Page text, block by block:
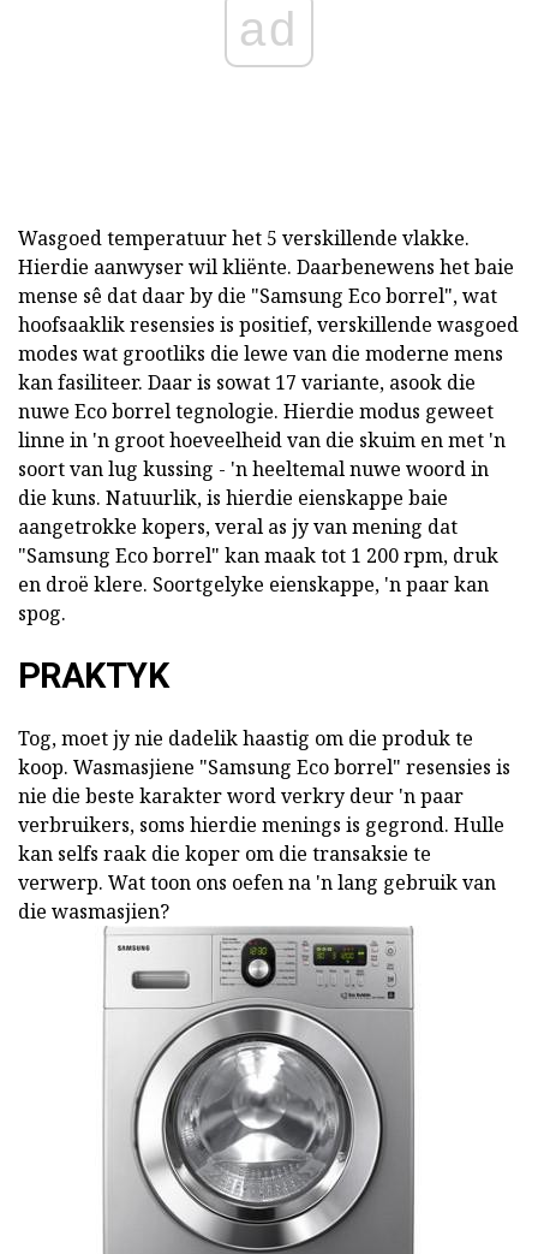
ad
Wasgoed temperatuur het 5 verskillende vlakke.
Hierdie aanwyser wil kliënte. Daarbenewens het baie
mense sê dat daar by die "Samsung Eco borrel", wat
hoofsaaklik resensies is positief, verskillende wasgoed
modes wat grootliks die lewe van die moderne mens
kan fasiliteer. Daar is sowat 17 variante, asook die
nuwe Eco borrel tegnologie. Hierdie modus geweet
linne in 'n groot hoeveelheid van die skuim en met 'n
soort van lug kussing - 'n heeltemal nuwe woord in
die kuns. Natuurlik, is hierdie eienskappe baie
aangetrokke kopers, veral as jy van mening dat
"Samsung Eco borrel" kan maak tot 1 200 rpm, druk
en droë klere. Soortgelyke eienskappe, 'n paar kan
spog.
PRAKTYK
Tog, moet jy nie dadelik haastig om die produk te
koop. Wasmasjiene "Samsung Eco borrel" resensies is
nie die beste karakter word verkry deur 'n paar
verbruikers, soms hierdie menings is gegrond. Hulle
kan selfs raak die koper om die transaksie te
verwerp. Wat toon ons oefen na 'n lang gebruik van
die wasmasjien?